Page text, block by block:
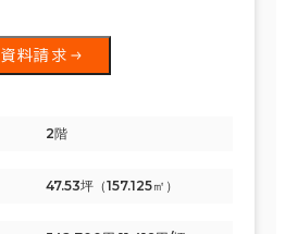
資料請求
2階
47.53坪（157.125㎡）